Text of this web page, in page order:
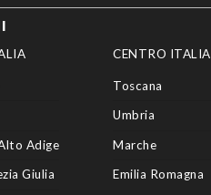
Adige
Giulia
CENTRO ITALIA
Toscana
Umbria
Marche
Emilia Romagna